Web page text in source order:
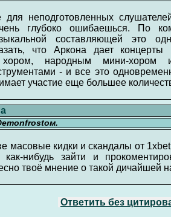
неподготовленных
глубоко ошибаешься. По
составляющей это
что Аркона дает
хором, народным мини-хором
- и все это
участие еще большее
масовые кидки и скандалы от
нибудь зайти и
твоё мнение о такой дичайшей
Ответить без